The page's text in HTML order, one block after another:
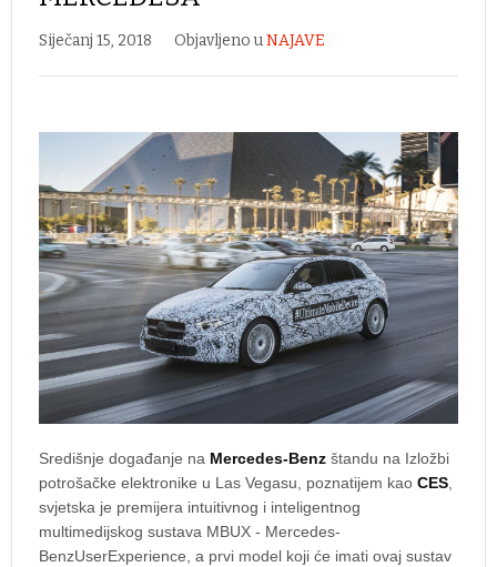
Siječanj 15, 2018 Objavljeno uNAJAVE
Središnje događanje na Mercedes-Benz štandu na Izložbi
potrošačke elektronike u Las Vegasu, poznatijem kao CES,
svjetska je premijera intuitivnog i inteligentnog
multimedijskog sustava MBUX - Mercedes-
BenzUserExperience, a prvi model koji će imati ovaj sustav